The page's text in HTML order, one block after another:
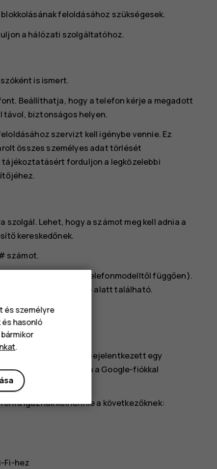
blokkolásának feloldásához szükségesek.
a hálózati szolgáltatóhoz.
is ismert.
Beállíthatja, hogy a telefon kérje a megadott
biztonságos helyen.
szervizt kell igénybe vennie. Ez
összes személyes adat törlését
forduljon a legközelebbi
Lehet, hogy a számot meg kell adnia a
kereskedőnek.
számot.
tálcára nyomtatva (a telefonmodelltől függően).
az IMEI-szám a hátlap alatt található.
vagy törölheti, ha bejelentkezett egy
be van kapcsolva a Google-fiókkal
igaznak kell lennie a következőknek:
Fi-hez
és személyre
hasonló
.